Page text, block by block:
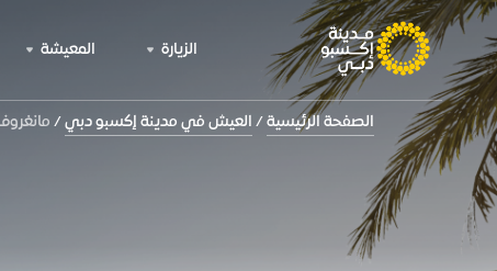
الزيارة المعيشة
الصفحة الرئيسية العيش في مدينة إكسبو دبي